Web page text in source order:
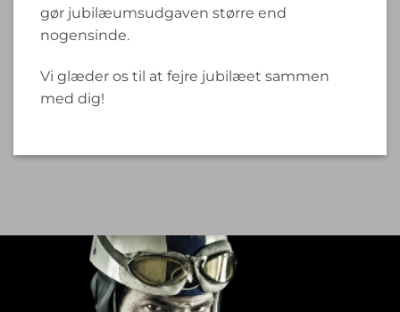
gør jubilæumsudgaven større end
nogensinde.
Vi glæder os til at fejre jubilæet sammen
med dig!